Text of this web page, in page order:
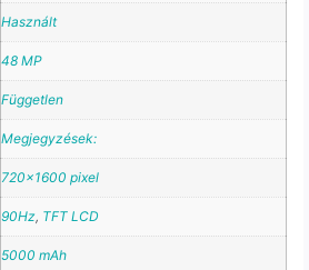
Használt
48 MP
Független
Megjegyzések:
720×1600 pixel
90Hz, TFT LCD
5000 mAh